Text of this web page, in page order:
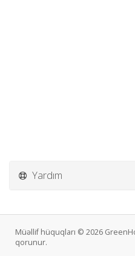
Yardım
Müəllif hüquqları © 2026
qorunur.